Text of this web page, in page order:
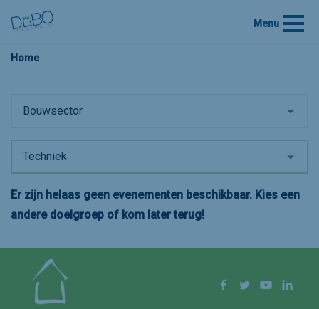
Menu
Home
Bouwsector
Techniek
Er zijn helaas geen evenementen beschikbaar. Kies een
andere doelgroep of kom later terug!
Facebook
Twitter YouTube